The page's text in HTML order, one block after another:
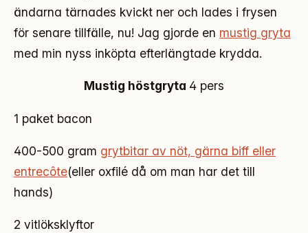
ändarna tärnades kvickt ner och lades i frysen
för senare tillfälle, nu! Jag gjorde en mustig gryta
med min nyss inköpta efterlängtade krydda.
Mustig höstgryta 4 pers
1 paket bacon
400-500 gram grytbitar av nöt, gärna biff eller
entrecôte(eller oxfilé då om man har det till
hands)
2 vitlöksklyftor